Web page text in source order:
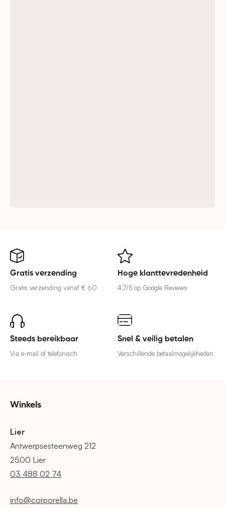
Gratis verzending
Gratis verzending vanaf € 60
Hoge klanttevredenheid
4,7/5 op Google Reviews
Steeds bereikbaar
Via e-mail of telefonisch
Snel & veilig betalen
Verschillende betaalmogelijkheden
Winkels
Lier
Antwerpsesteenweg 212
2500 Lier
03 488 02 74
info@corporella.be